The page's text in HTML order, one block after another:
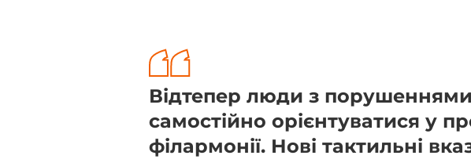
Відтепер люди з
самостійно орієнтуватися у
філармонії. Нові тактильні